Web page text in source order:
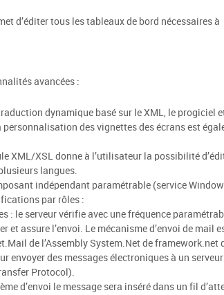
d’éditer tous les tableaux de bord nécessaires à
avancées :
dynamique basé sur le XML, le progiciel
des vignettes des écrans est
XML/XSL donne à l’utilisateur la possibilité
langues.
indépendant paramétrable (service
par rôles :
: le serveur vérifie avec une fréquence
et assure l’envoi. Le mécanisme d’envoi de mail
de l’Assembly System.Net de framework.net
envoyer des messages électroniques à un
Protocol).
d’envoi le message sera inséré dans un fil